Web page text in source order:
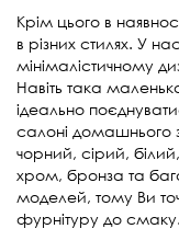
Крім цього в
в різних стилях. У
мінімалістичному
Навіть така
ідеально
салоні домашнього
чорний, сірий,
хром, бронза та
моделей, тому Ви
фурнітуру до смаку.